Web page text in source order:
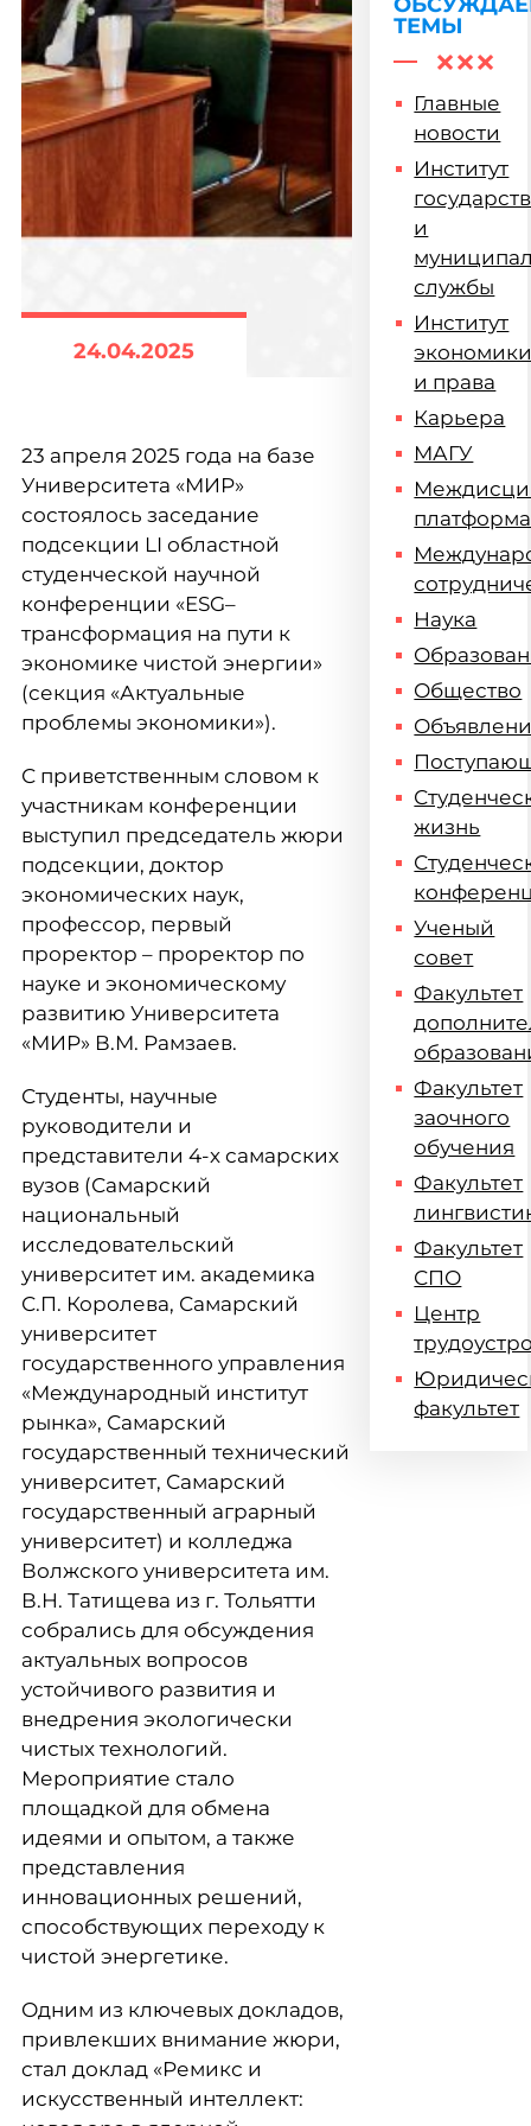
24.04.2025
23 апреля 2025 года на базе
Университета «МИР»
состоялось заседание
подсекции LI областной
студенческой научной
конференции «ESG–
трансформация на пути к
экономике чистой энергии»
(секция «Актуальные
проблемы экономики»).
С приветственным словом к
участникам конференции
выступил председатель жюри
подсекции, доктор
экономических наук,
профессор, первый
проректор – проректор по
науке и экономическому
развитию Университета
«МИР» В.М. Рамзаев.
Студенты, научные
руководители и
представители 4-х самарских
вузов (Самарский
национальный
исследовательский
университет им. академика
С.П. Королева, Самарский
университет
государственного управления
«Международный институт
рынка», Самарский
государственный технический
университет, Самарский
государственный аграрный
университет) и колледжа
Волжского университета им.
В.Н. Татищева из г. Тольятти
собрались для обсуждения
актуальных вопросов
устойчивого развития и
внедрения экологически
чистых технологий.
Мероприятие стало
площадкой для обмена
идеями и опытом, а также
представления
инновационных решений,
способствующих переходу к
чистой энергетике.
Одним из ключевых докладов,
привлекших внимание жюри,
стал доклад «Ремикс и
искусственный интеллект:
ТЕМЫ
Главные
новости
Институт
и
службы
Институт
и права
Карьера
МАГУ
платформа
Наука
Общество
жизнь
Ученый
совет
Факультет
Факультет
заочного
обучения
Факультет
Факультет
СПО
Центр
факультет